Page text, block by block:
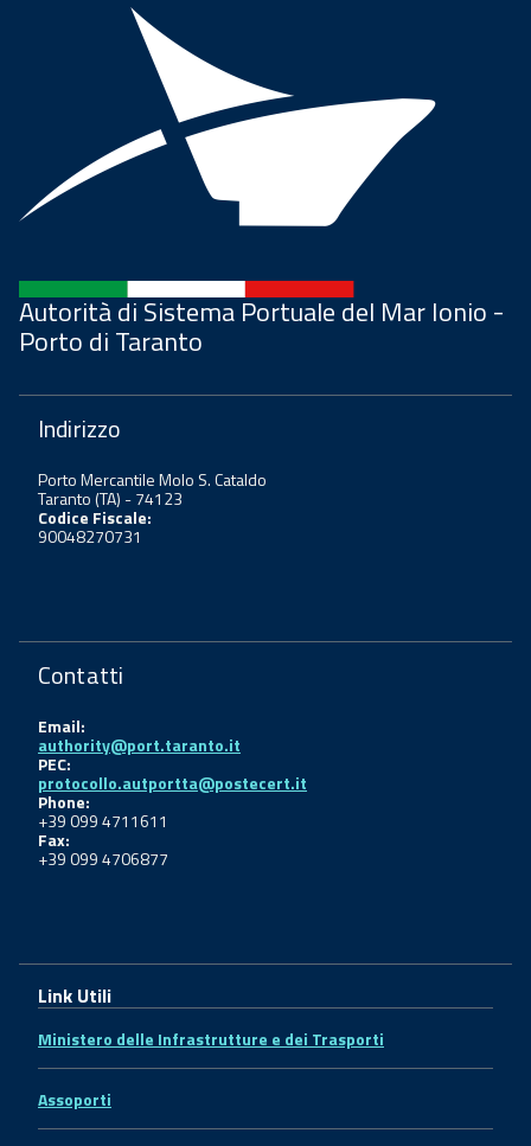
Autorità di Sistema Portuale del Mar Ionio -
Porto di Taranto
Indirizzo
Porto Mercantile Molo S. Cataldo
Taranto (TA) - 74123
Codice Fiscale:
90048270731
Contatti
Email:
authority@port.taranto.it
PEC:
protocollo.autportta@postecert.it
Phone:
+39 099 4711611
Fax:
+39 099 4706877
Link Utili
Ministero delle Infrastrutture e dei Trasporti
Assoporti